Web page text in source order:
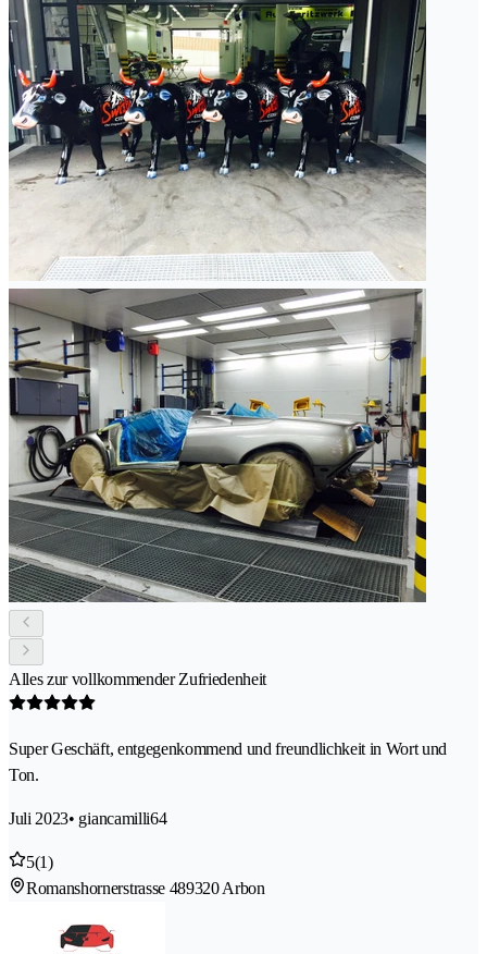
Alles zur vollkommender Zufriedenheit
Super Geschäft, entgegenkommend und freundlichkeit in Wort und
Ton.
Juli 2023• giancamilli64
5(1)
Romanshornerstrasse 489320 Arbon